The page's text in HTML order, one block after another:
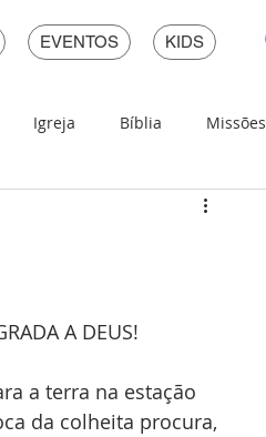
EVENTOS KIDS
Igreja Bíblia Missões
A DEUS!
a terra na estação
da colheita procura,